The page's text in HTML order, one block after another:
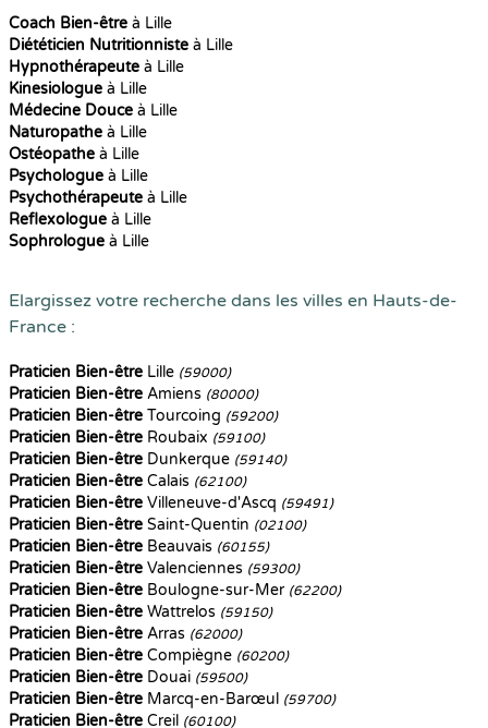
Coach Bien-être à Lille
Diététicien Nutritionniste à Lille
Hypnothérapeute à Lille
Kinesiologue à Lille
Médecine Douce à Lille
Naturopathe à Lille
Ostéopathe à Lille
Psychologue à Lille
Psychothérapeute à Lille
Reflexologue à Lille
Sophrologue à Lille
Elargissez votre recherche dans les villes en Hauts-de-
France :
Praticien Bien-être Lille (59000)
Praticien Bien-être Amiens (80000)
Praticien Bien-être Tourcoing (59200)
Praticien Bien-être Roubaix (59100)
Praticien Bien-être Dunkerque (59140)
Praticien Bien-être Calais (62100)
Praticien Bien-être Villeneuve-d'Ascq (59491)
Praticien Bien-être Saint-Quentin (02100)
Praticien Bien-être Beauvais (60155)
Praticien Bien-être Valenciennes (59300)
Praticien Bien-être Boulogne-sur-Mer (62200)
Praticien Bien-être Wattrelos (59150)
Praticien Bien-être Arras (62000)
Praticien Bien-être Compiègne (60200)
Praticien Bien-être Douai (59500)
Praticien Bien-être Marcq-en-Barœul (59700)
Praticien Bien-être Creil (60100)